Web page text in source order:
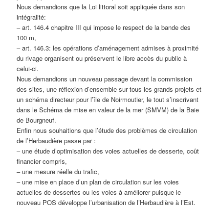
Nous demandions que la Loi littoral soit appliquée dans son
intégralité:
– art. 146.4 chapitre III qui impose le respect de la bande des
100 m,
– art. 146.3: les opérations d’aménagement admises à proximité
du rivage organisent ou préservent le libre accès du public à
celui-ci.
Nous demandions un nouveau passage devant la commission
des sites, une réflexion d’ensemble sur tous les grands projets et
un schéma directeur pour l’île de Noirmoutier, le tout s’inscrivant
dans le Schéma de mise en valeur de la mer (SMVM) de la Baie
de Bourgneuf.
Enfin nous souhaitions que l’étude des problèmes de circulation
de l’Herbaudière passe par :
– une étude d’optimisation des voies actuelles de desserte, coût
financier compris,
– une mesure réelle du trafic,
– une mise en place d’un plan de circulation sur les voies
actuelles de dessertes ou les voies à améliorer puisque le
nouveau POS développe l’urbanisation de l’Herbaudière à l’Est.